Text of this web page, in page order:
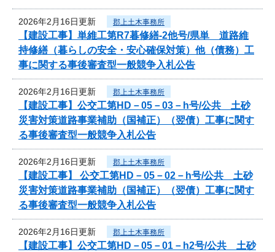
2026年2月16日更新 郡上土木事務所
【建設工事】単維工第R7暮修繕-2他号/県単 道路維
持修繕（暮らしの安全・安心確保対策）他（債務）工
事に関する事後審査型一般競争入札公告
2026年2月16日更新 郡上土木事務所
【建設工事】公交工第HD－05－03－h号/公共 土砂
災害対策道路事業補助（国補正）（翌債）工事に関す
る事後審査型一般競争入札公告
2026年2月16日更新 郡上土木事務所
【建設工事】 公交工第HD－05－02－h号/公共 土砂
災害対策道路事業補助（国補正）（翌債）工事に関す
る事後審査型一般競争入札公告
2026年2月16日更新 郡上土木事務所
【建設工事】公交工第HD－05－01－h2号/公共 土砂